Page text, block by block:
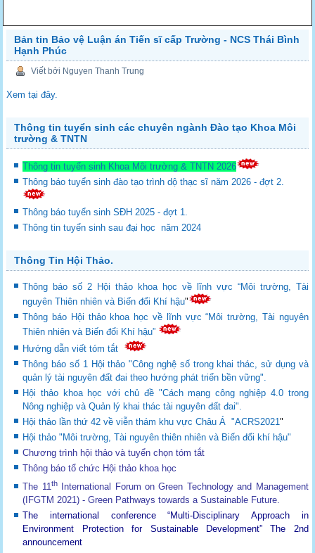
Bản tin Bảo vệ Luận án Tiến sĩ cấp Trường - NCS Thái Bình
Hạnh Phúc
Viết bởi Nguyen Thanh Trung
Xem tại đây.
Thông tin tuyển sinh các chuyên ngành Đào tạo Khoa Môi
trường & TNTN
Thông tin tuyển sinh Khoa Môi trường & TNTN 2026
Thông báo tuyển sinh đào tạo trình dộ thạc sĩ năm 2026 - đợt 2.
Thông báo tuyển sinh SĐH 2025 - đợt 1.
Thông tin tuyển sinh sau đại học năm 2024
Thông Tin Hội Thảo.
Thông báo số 2 Hội thảo khoa học về lĩnh vực “Môi trường, Tài
nguyên Thiên nhiên và Biến đổi Khí hậu"
Thông báo Hội thảo khoa học về lĩnh vực “Môi trường, Tài nguyên
Thiên nhiên và Biến đổi Khí hậu”
Hướng dẫn viết tóm tắt
Thông báo số 1 Hội thảo "Công nghệ số trong khai thác, sử dụng và
quản lý tài nguyên đất đai theo hướng phát triển bền vững".
Hội thảo khoa học với chủ đề "Cách mạng công nghiệp 4.0 trong
Nông nghiệp và Quản lý khai thác tài nguyên đất đai".
Hội thảo lần thứ 42 về viễn thám khu vực Châu Á "ACRS2021"
Hội thảo "Môi trường, Tài nguyên thiên nhiên và Biến đổi khí hậu"
Chương trình hội thảo và tuyển chọn tóm tắt
Thông báo tổ chức Hội thảo khoa học
The 11thInternational Forum on Green Technology and Management
(IFGTM 2021) - Green Pathways towards a Sustainable Future.
The international conference “Multi-Disciplinary Approach in
Environment Protection for Sustainable Development”The 2nd
announcement